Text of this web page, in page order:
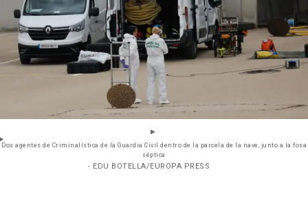
Dos agentes de Criminalística de la Guardia Civil dentro de la parcela de la nave, junto a la fosa
séptica
- EDU BOTELLA/EUROPA PRESS